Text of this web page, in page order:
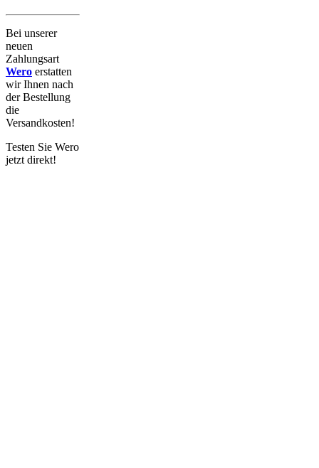
Bei unserer
neuen
Zahlungsart
Wero erstatten
wirIhnen nach
der Bestellung
die
Versandkosten!
Testen Sie Wero
jetzt direkt!